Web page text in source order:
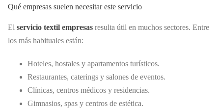
Qué empresas suelen necesitar este servicio
El servicio textil empresas resulta útil en muchos sectores. Entre
los más habituales están:
Hoteles, hostales y apartamentos turísticos.
Restaurantes, caterings y salones de eventos.
Clínicas, centros médicos y residencias.
Gimnasios, spas y centros de estética.